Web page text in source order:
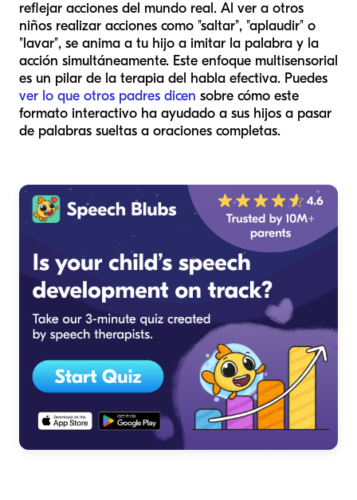
reflejar acciones del mundo real. Al ver a otros
niños realizar acciones como "saltar", "aplaudir" o
"lavar", se anima a tu hijo a imitar la palabra y la
acción simultáneamente. Este enfoque multisensorial
es un pilar de la terapia del habla efectiva. Puedes
ver lo que otros padres dicen sobre cómo este
formato interactivo ha ayudado a sus hijos a pasar
de palabras sueltas a oraciones completas.